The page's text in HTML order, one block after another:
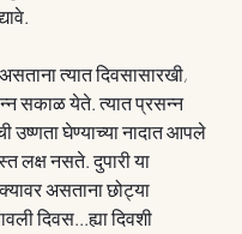
सकाळ येते. त्यात प्रसन्न
उष्णता घेण्याच्या नादात आपले
लक्ष नसते. दुपारी या
असताना छोट्या
दिवस...ह्या दिवशी